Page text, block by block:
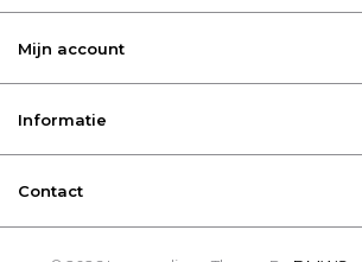
Mijn account
Informatie
Contact